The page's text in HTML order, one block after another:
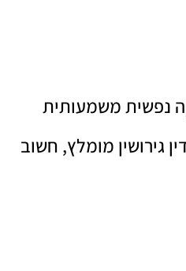
נפשית משמעותית
גירושין מומלץ, חשוב